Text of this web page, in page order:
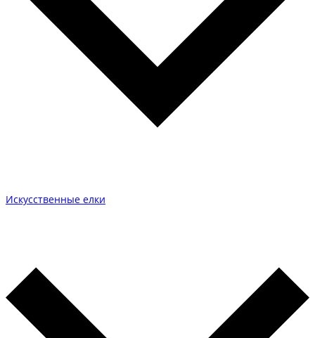
Искусственные елки